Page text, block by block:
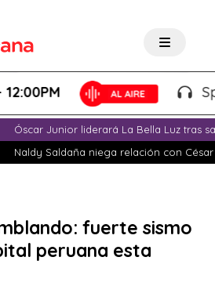
Óscar Junior liderará La Bella Luz tras
Naldy Saldaña niega relación con
fuerte sismo
peruana esta